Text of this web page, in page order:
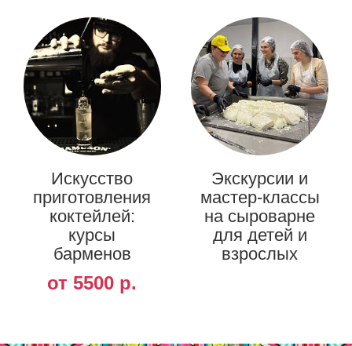
Искусство
приготовления
коктейлей:
курсы
барменов
от 5500 р.
Экскурсии и
мастер-классы
на сыроварне
для детей и
взрослых